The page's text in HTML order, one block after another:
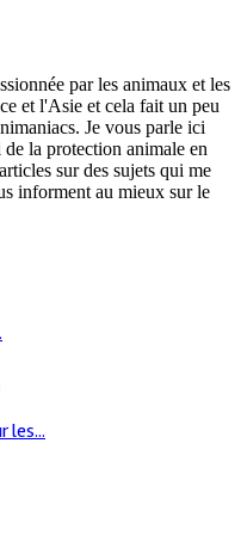
par les animaux et les
et l'Asie et cela fait un peu
Je vous parle ici
la protection animale en
sur des sujets qui me
informent au mieux sur le
les...